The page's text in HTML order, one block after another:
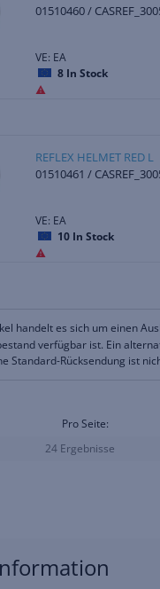
01510460 /
VE: EA
8 In Stock
REFLEX HELMET RED L
01510461 /
VE: EA
10 In Stock
handelt es sich um einen
verfügbar ist. Ein
Standard-Rücksendung ist
Pro Seite:
24 Ergebnisse